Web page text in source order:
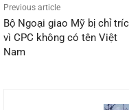
Previous article
Bộ Ngoại giao Mỹ bị chỉ
vì CPC không có tên Việt
Nam